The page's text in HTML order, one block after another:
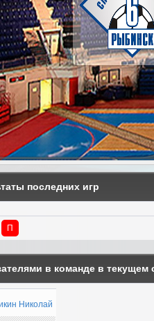
последних игр
П
в команде в текущем
Николай